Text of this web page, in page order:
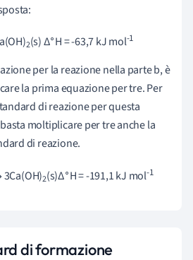
2(s) Δ∘H = -63,7 kJ mol-1
per la reazione nella parte b, è
la prima equazione per tre. Per
di reazione per questa
moltiplicare per tre anche la
di reazione.
3Ca(OH)2(s)Δ∘H = -191,1 kJ mol-1
di formazione